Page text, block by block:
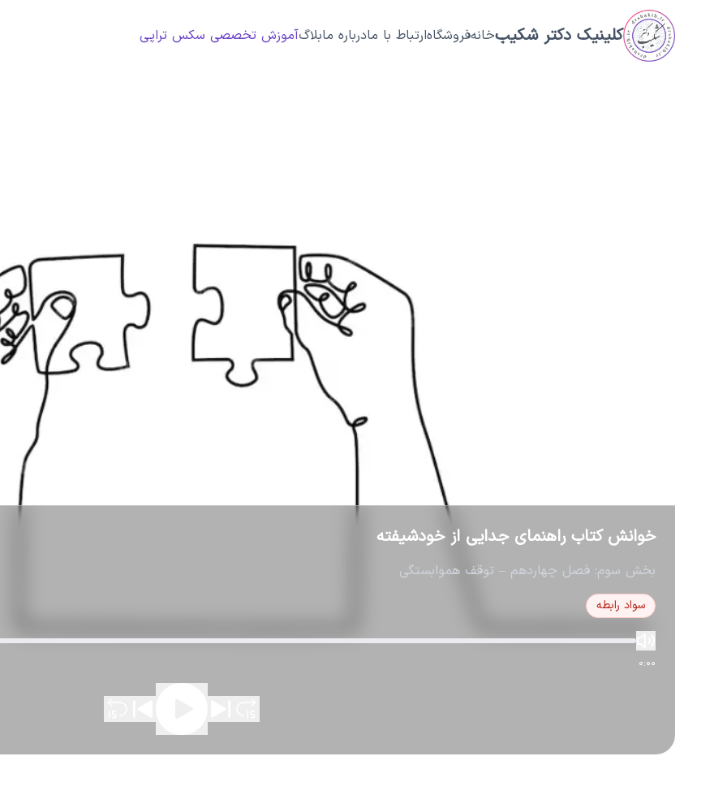
رفتن به محتوای اصلی
کلینیک دکتر شکیبخانهفروشگاهارتباط با مادرباره مابلاگآموزش تخصصی سکس تراپی
خوانش کتاب راهنمای جدایی از خودشیفته
بخش سوم: فصل چهاردهم – توقف هموابستگی
سواد رابطه
0:00